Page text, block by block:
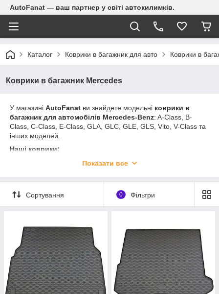
AutoFanat — ваш партнер у світі автокилимків.
Каталог Коврики в багажник для авто Коврики в
Коврики в багажник Mercedes
У магазині AutoFanat ви знайдете модельні коврики в
багажник для автомобілів Mercedes-Benz: A-Class, B-
Class, C-Class, E-Class, GLA, GLC, GLE, GLS, Vito, V-Class та
інших моделей.
Наші коврики:
🔹 Виготовлені з якісної гуми або термопласту
Модельні килимки гарантують надійний захист багажника
вашого Mercedes-Benz від вологи, пошкоджень та щоденних
📦 Швидка доставка по всій Україні
💳 Оплата: карткою, накладений платіж, Пром-оплата
❓ Напишіть нам — і ми допоможемо підібрати ідеальний
варіант саме для вашого Mercedes-Benz!
Показати все
Сортування 0 Фільтри